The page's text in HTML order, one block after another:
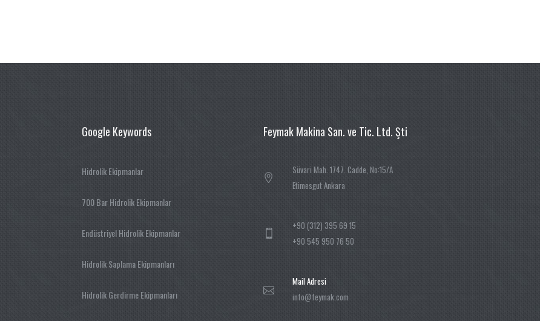
Google Keywords
Hidrolik Ekipmanlar
700 Bar Hidrolik Ekipmanlar
Endüstriyel Hidrolik Ekipmanlar
Hidrolik Saplama Ekipmanları
Hidrolik Gerdirme Ekipmanları
Feymak Makina San. ve Tic. Ltd. Şti
Süvari Mah. 1747. Cadde, No:15/A
Etimesgut Ankara
+90 (312) 395 69 15
+90 545 950 76 50
Mail Adresi
info@feymak.com